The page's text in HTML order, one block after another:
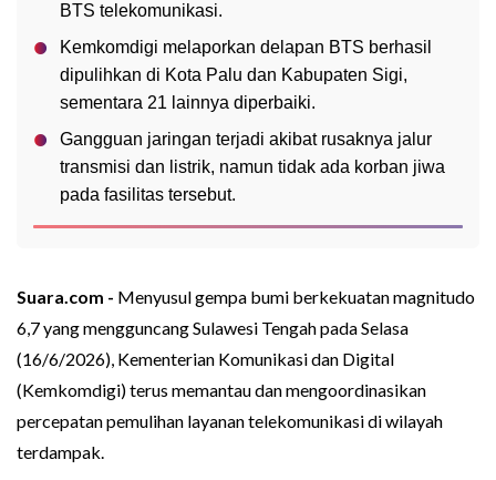
BTS telekomunikasi.
Kemkomdigi melaporkan delapan BTS berhasil
dipulihkan di Kota Palu dan Kabupaten Sigi,
sementara 21 lainnya diperbaiki.
Gangguan jaringan terjadi akibat rusaknya jalur
transmisi dan listrik, namun tidak ada korban jiwa
pada fasilitas tersebut.
Suara.com - Menyusul gempa bumi berkekuatan magnitudo
6,7 yang mengguncang Sulawesi Tengah pada Selasa
(16/6/2026), Kementerian Komunikasi dan Digital
(Kemkomdigi) terus memantau dan mengoordinasikan
percepatan pemulihan layanan telekomunikasi di wilayah
terdampak.